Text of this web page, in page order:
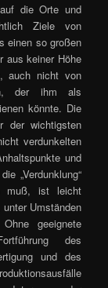
die Orte und
Ziele von
einen so großen
aus keiner Höhe
auch nicht von
der ihm als
könnte. Die
der wichtigsten
verdunkelten
und
„Verdunklung“
muß, ist leicht
Umständen
geeignete
des
und des